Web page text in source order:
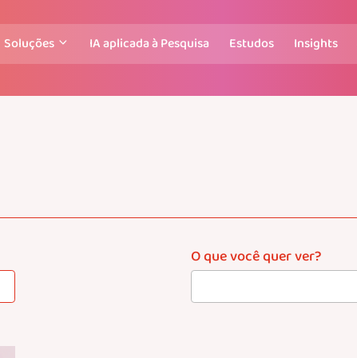
Soluções IA aplicada à Pesquisa Estudos Insights
O que você quer ver?
4
results